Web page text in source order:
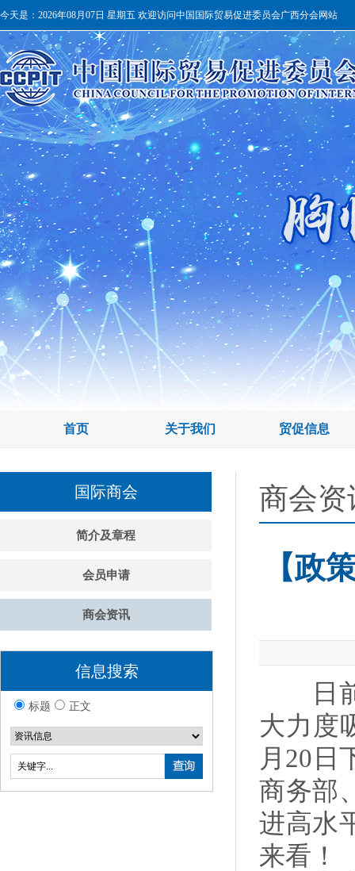
今天是： 2026年08月07日 星期五 欢迎访问中国国际贸易促进委员会广西分会网站
首页 关于我们 贸促信息
国际商会
简介及章程
会员申请
商会资讯
信息搜索
标题 正文
商会资
【政
日前
大力度
月20日
商务部
进高水
来看！